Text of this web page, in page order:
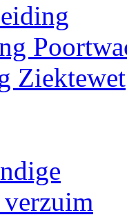
Ziektewet